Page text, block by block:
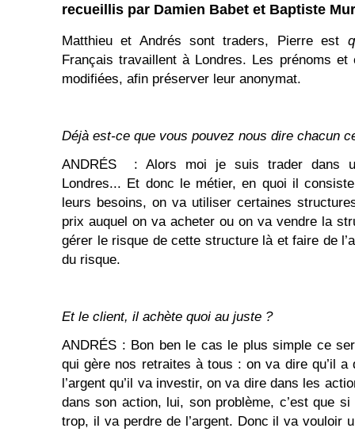
recueillis par Damien Babet et Baptiste
Matthieu et Andrés sont traders, Pierre est
Français travaillent à Londres. Les prénoms et
modifiées, afin préserver leur anonymat.
Déjà est-ce que vous pouvez nous dire chacun
ANDRÉS : Alors moi je suis trader dans
Londres... Et donc le métier, en quoi il
leurs besoins, on va utiliser certaines
prix auquel on va acheter ou on va vendre la
gérer le risque de cette structure là et faire de
du risque.
Et le client, il achète quoi au juste ?
ANDRÉS : Bon ben le cas le plus simple ce
qui gère nos retraites à tous : on va dire qu’il a
l’argent qu’il va investir, on va dire dans les
dans son action, lui, son problème, c’est que
trop, il va perdre de l’argent. Donc il va vouloir